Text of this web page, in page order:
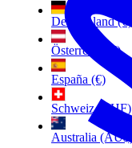
Deutschland (€)
Österreich (€)
España (€)
Schweiz (CHF)
Australia (AU$)